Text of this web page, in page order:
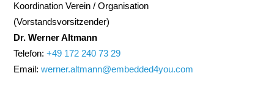
Koordination Verein / Organisation
(Vorstandsvorsitzender)
Dr. Werner Altmann
Telefon:+49 172 240 73 29
Email:werner.altmann@embedded4you.com